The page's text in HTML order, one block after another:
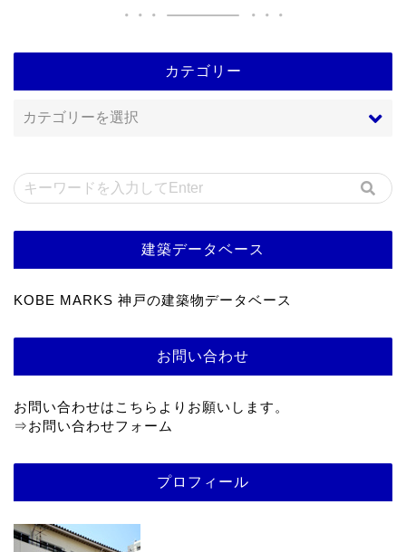
カテゴリー
建築データベース
KOBE MARKS 神戸の建築物データベース
お問い合わせ
お問い合わせはこちらよりお願いします。
⇒お問い合わせフォーム
プロフィール